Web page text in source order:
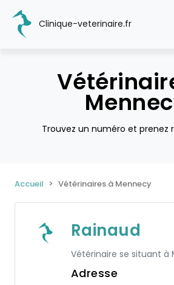
Clinique-veterinaire.fr
Trouvez un numéro et prenez
Accueil Vétérinaires à Mennecy
Rainaud
Vétérinaire se situant à
Adresse